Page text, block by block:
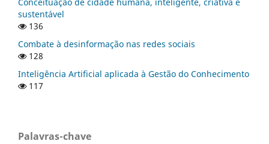
sustentável
136
Combate à desinformação nas redes sociais
128
Inteligência Artificial aplicada à Gestão do Conhecimento
117
Palavras-chave